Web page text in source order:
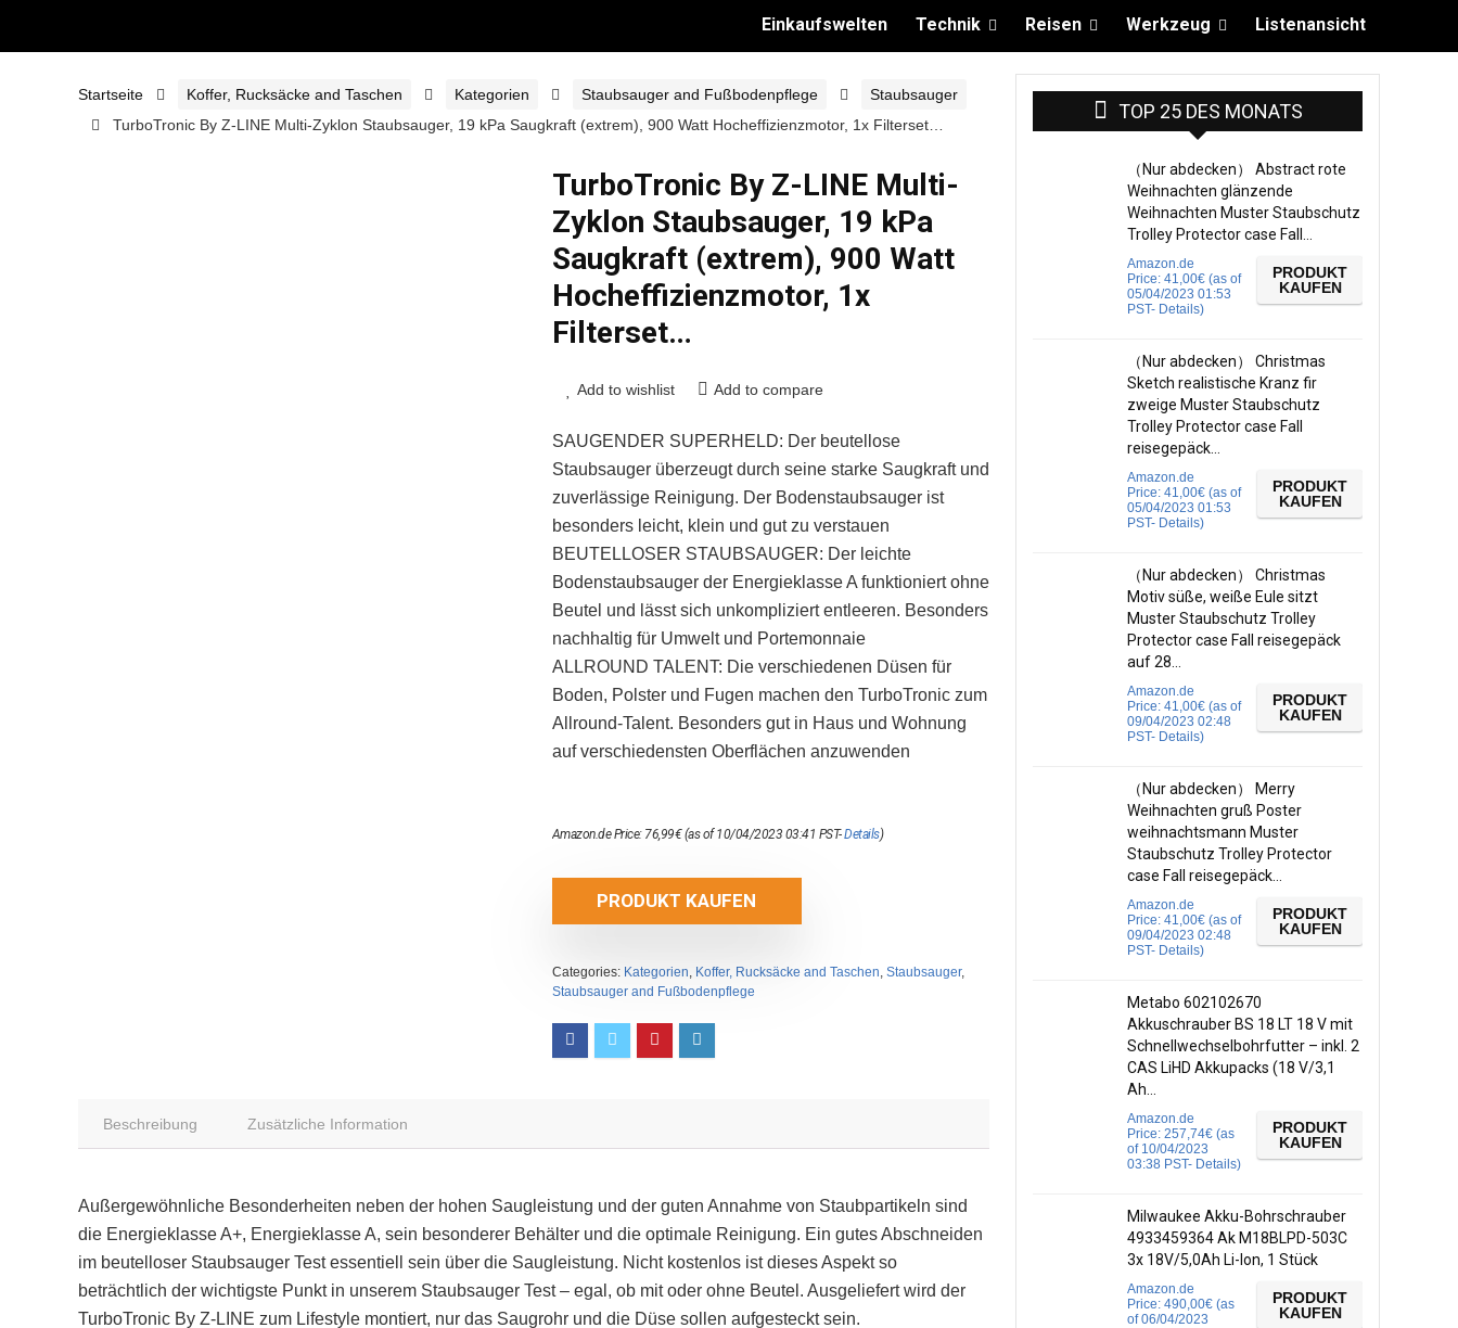
Einkaufswelten Technik Reisen Werkzeug Listenansicht
Startseite Koffer, Rucksäcke and Taschen Kategorien Staubsauger and Fußbodenpflege
Staubsauger
TurboTronic By Z-LINE Multi-Zyklon Staubsauger, 19 kPa Saugkraft (extrem), 900 Watt Hocheffizienzmotor, 1x Filterset…
TurboTronic By Z-LINE Multi-
Zyklon Staubsauger, 19 kPa
Saugkraft (extrem), 900 Watt
Hocheffizienzmotor, 1x
Filterset…
Add to wishlist Add to compare
SAUGENDER SUPERHELD: Der beutellose
Staubsauger überzeugt durch seine starke Saugkraft und
zuverlässige Reinigung. Der Bodenstaubsauger ist
besonders leicht, klein und gut zu verstauen
BEUTELLOSER STAUBSAUGER: Der leichte
Bodenstaubsauger der Energieklasse A funktioniert ohne
Beutel und lässt sich unkompliziert entleeren. Besonders
nachhaltig für Umwelt und Portemonnaie
ALLROUND TALENT: Die verschiedenen Düsen für
Boden, Polster und Fugen machen den TurboTronic zum
Allround-Talent. Besonders gut in Haus und Wohnung
auf verschiedensten Oberflächen anzuwenden
Amazon.de Price: 76,99€(as of 10/04/2023 03:41 PST-Details)
PRODUKT KAUFEN
Categories: Kategorien, Koffer, Rucksäcke and Taschen, Staubsauger,
Staubsauger and Fußbodenpflege
Beschreibung Zusätzliche Information
Außergewöhnliche Besonderheiten neben der hohen Saugleistung und der guten Annahme von Staubpartikeln sind
die Energieklasse A+, Energieklasse A, sein besonderer Behälter und die optimale Reinigung. Ein gutes Abschneiden
im beutelloser Staubsauger Test essentiell sein über die Saugleistung. Nicht kostenlos ist dieses Aspekt so
beträchtlich der wichtigste Punkt in unserem Staubsauger Test – egal, ob mit oder ohne Beutel. Ausgeliefert wird der
TurboTronic By Z-LINE zum Lifestyle montiert, nur das Saugrohr und die Düse sollen aufgesteckt sein.
TOP 25 DES MONATS
（Nur abdecken） Abstract rote
Weihnachten glänzende
Weihnachten Muster Staubschutz
Trolley Protector case Fall…
Amazon.de
Price: 41,00€ (as of
05/04/2023 01:53
PST- Details)
PRODUKT
KAUFEN
（Nur abdecken） Christmas
Sketch realistische Kranz fir
zweige Muster Staubschutz
Trolley Protector case Fall
reisegepäck…
Amazon.de
Price: 41,00€ (as of
05/04/2023 01:53
PST- Details)
PRODUKT
KAUFEN
（Nur abdecken） Christmas
Motiv süße, weiße Eule sitzt
Muster Staubschutz Trolley
Protector case Fall reisegepäck
auf 28…
Amazon.de
Price: 41,00€ (as of
09/04/2023 02:48
PST- Details)
PRODUKT
KAUFEN
（Nur abdecken） Merry
Weihnachten gruß Poster
weihnachtsmann Muster
Staubschutz Trolley Protector
case Fall reisegepäck…
Amazon.de
Price: 41,00€ (as of
09/04/2023 02:48
PST- Details)
PRODUKT
KAUFEN
Metabo 602102670
Akkuschrauber BS 18 LT 18 V mit
Schnellwechselbohrfutter – inkl. 2
CAS LiHD Akkupacks (18 V/3,1
Ah…
Amazon.de
Price: 257,74€ (as
of 10/04/2023
03:38 PST- Details)
PRODUKT
KAUFEN
Milwaukee Akku-Bohrschrauber
4933459364 Ak M18BLPD-503C
3x 18V/5,0Ah Li-Ion, 1 Stück
Amazon.de
Price: 490,00€ (as
of 06/04/2023
PRODUKT
KAUFEN